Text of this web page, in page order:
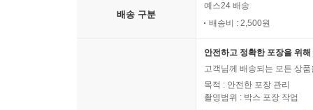
배송 구분
예스24 배송
배송비 : 2,500원
안전하고 정확한 포장을 위
고객님께 배송되는 모든 상
목적 : 안전한 포장 관리
촬영범위 : 박스 포장 작업